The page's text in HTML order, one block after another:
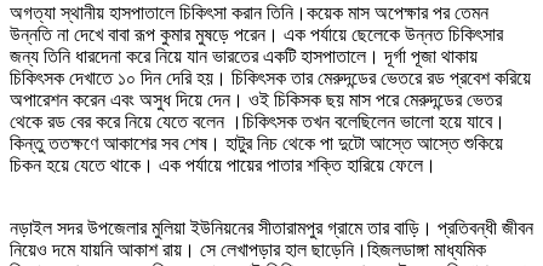
অগত্যা স্থানীয় হাসপাতালে চিকিৎসা করান তিনি।কয়েক মাস অপেক্ষার পর তেমন
উন্নতি না দেখে বাবা রূপ কুমার মুষড়ে পরেন। এক পর্যায়ে ছেলেকে উন্নত চিকিৎসার
জন্য তিনি ধারদেনা করে নিয়ে যান ভারতের একটি হাসপাতালে। দূর্গা পূজা থাকায়
চিকিৎসক দেখাতে ১০ দিন দেরি হয়। চিকিৎসক তার মেরুদন্ডের ভেতরে রড প্রবেশ করিয়ে
অপারেশন করেন এবং অসুধ দিয়ে দেন। ওই চিকিসক ছয় মাস পরে মেরুদন্ডের ভেতর
থেকে রড বের করে নিয়ে যেতে বলেন ।চিকিৎসক তখন বলেছিলেন ভালো হয়ে যাবে।
কিন্তু ততক্ষণে আকাশের সব শেষ। হাটুর নিচ থেকে পা দুটো আস্তে আস্তে শুকিয়ে
চিকন হয়ে যেতে থাকে। এক পর্যায়ে পায়ের পাতার শক্তি হারিয়ে ফেলে।
নড়াইল সদর উপজেলার মুলিয়া ইউনিয়নের সীতারামপুর গ্রামে তার বাড়ি। প্রতিবন্ধী জীবন
নিয়েও দমে যায়নি আকাশ রায়। সে লেখাপড়ার হাল ছাড়েনি।হিজলডাঙ্গা মাধ্যমিক